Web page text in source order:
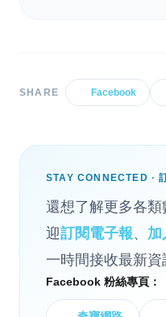
SHARE Facebook
STAY CONNECTED ·
還想了解更多各
迎訂閱電子報、 加
一時間接收最新資
Facebook 粉絲專頁：